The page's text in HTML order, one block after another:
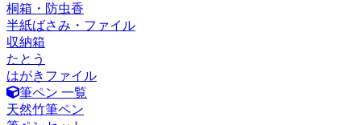
桐箱・防虫香
半紙ばさみ・ファイル
収納箱
たとう
はがきファイル
筆ペン 一覧
天然竹筆ペン